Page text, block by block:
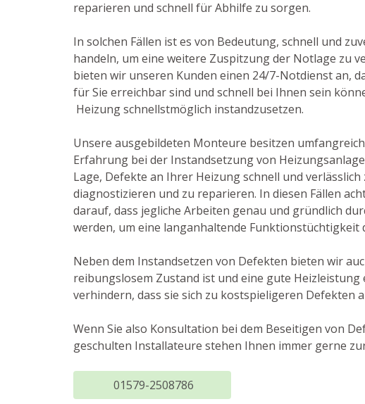
reparieren und schnell für Abhilfe zu sorgen.
In solchen Fällen ist es von Bedeutung, schnell und
handeln, um eine weitere Zuspitzung der Notlage zu
bieten wir unseren Kunden einen 24/7-Notdienst an,
für Sie erreichbar sind und schnell bei Ihnen sein
Heizung schnellstmöglich instandzusetzen.
Unsere ausgebildeten Monteure besitzen
Erfahrung bei der Instandsetzung von
Lage, Defekte an Ihrer Heizung schnell und verlässlich
diagnostizieren und zu reparieren. In diesen Fällen
darauf, dass jegliche Arbeiten genau und gründlich
werden, um eine langanhaltende Funktionstüchtigkeit
Neben dem Instandsetzen von Defekten bieten wir
reibungslosem Zustand ist und eine gute
verhindern, dass sie sich zu kostspieligeren Defekten
Wenn Sie also Konsultation bei dem Beseitigen von
geschulten Installateure stehen Ihnen immer gerne
01579-2508786